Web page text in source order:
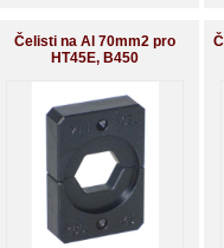
Čelisti na Al 70mm2 pro
HT45E, B450